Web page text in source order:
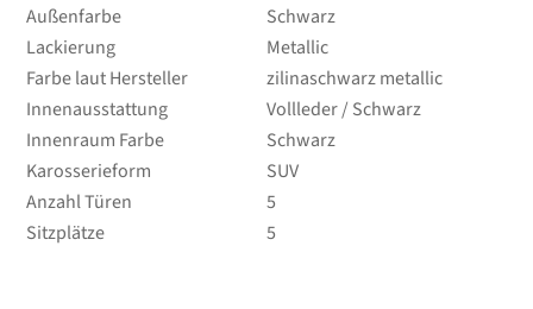
Außenfarbe
Schwarz
Lackierung
Metallic
Farbe laut Hersteller
zilinaschwarz metallic
Innenausstattung
Vollleder / Schwarz
Innenraum Farbe
Schwarz
Karosserieform
SUV
Anzahl Türen
5
Sitzplätze
5